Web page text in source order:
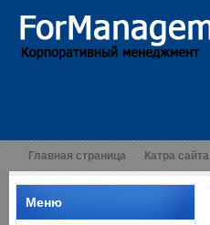
Главная страница Катра сайта
Меню